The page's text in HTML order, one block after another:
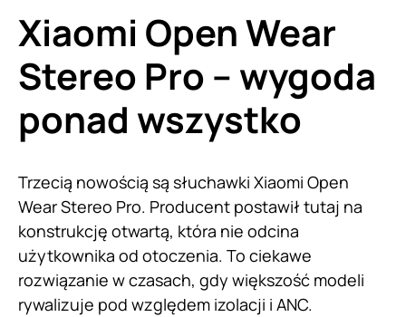
Xiaomi Open Wear
Stereo Pro – wygoda
ponad wszystko
Trzecią nowością są słuchawki Xiaomi Open
Wear Stereo Pro. Producent postawił tutaj na
konstrukcję otwartą, która nie odcina
użytkownika od otoczenia. To ciekawe
rozwiązanie w czasach, gdy większość modeli
rywalizuje pod względem izolacji i ANC.